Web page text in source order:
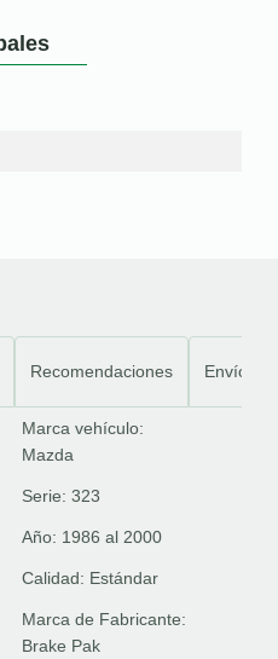
Recomendaciones Envíos
Marca vehículo:
Mazda
Serie: 323
Año: 1986 al 2000
Calidad: Estándar
Marca de Fabricante:
Brake Pak